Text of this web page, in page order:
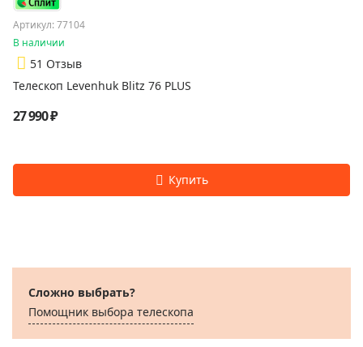
Артикул: 77104
В наличии
51 Отзыв
Телескоп Levenhuk Blitz 76 PLUS
27 990 ₽
Сложно выбрать?
Помощник выбора телескопа